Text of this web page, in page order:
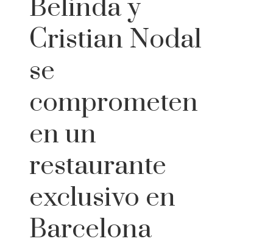
Belinda y
Cristian Nodal
se
comprometen
en un
restaurante
exclusivo en
Barcelona